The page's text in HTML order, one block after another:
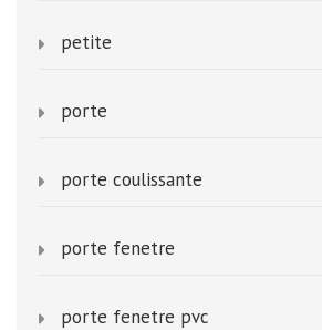
petite
porte
porte coulissante
porte fenetre
porte fenetre pvc